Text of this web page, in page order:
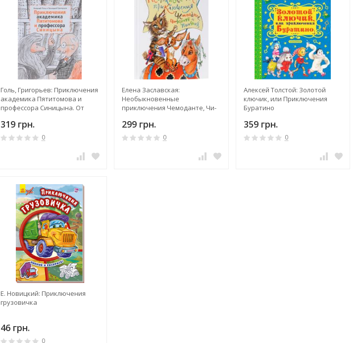
Голь, Григорьев: Приключения
академика Пятитомова и
профессора Синицына. От
года
319 грн.
0
Елена Заславская:
Необыкновенные
приключения Чемоданте, Чи-
299 грн.
0
Алексей Толстой: Золотой
ключик, или Приключения
Буратино
359 грн.
0
Е. Новицкий: Приключения
грузовичка
46 грн.
0